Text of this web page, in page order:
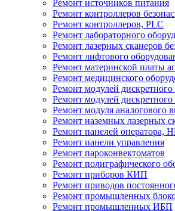
Ремонт источников питания
Ремонт контроллеров
Ремонт контроллеров, PLC
Ремонт лабораторного
Ремонт лазерных сканеров
Ремонт лифтового
Ремонт материнской платы
Ремонт медицинского
Ремонт модулей дискретного
Ремонт модулей
Ремонт модуля аналогового
Ремонт наземных лазерных
Ремонт панелей оператора,
Ремонт панели управления
Ремонт пароконвектоматов
Ремонт полиграфического
Ремонт приборов КИП
Ремонт приводов
Ремонт промышленных
Ремонт промышленных ИБП